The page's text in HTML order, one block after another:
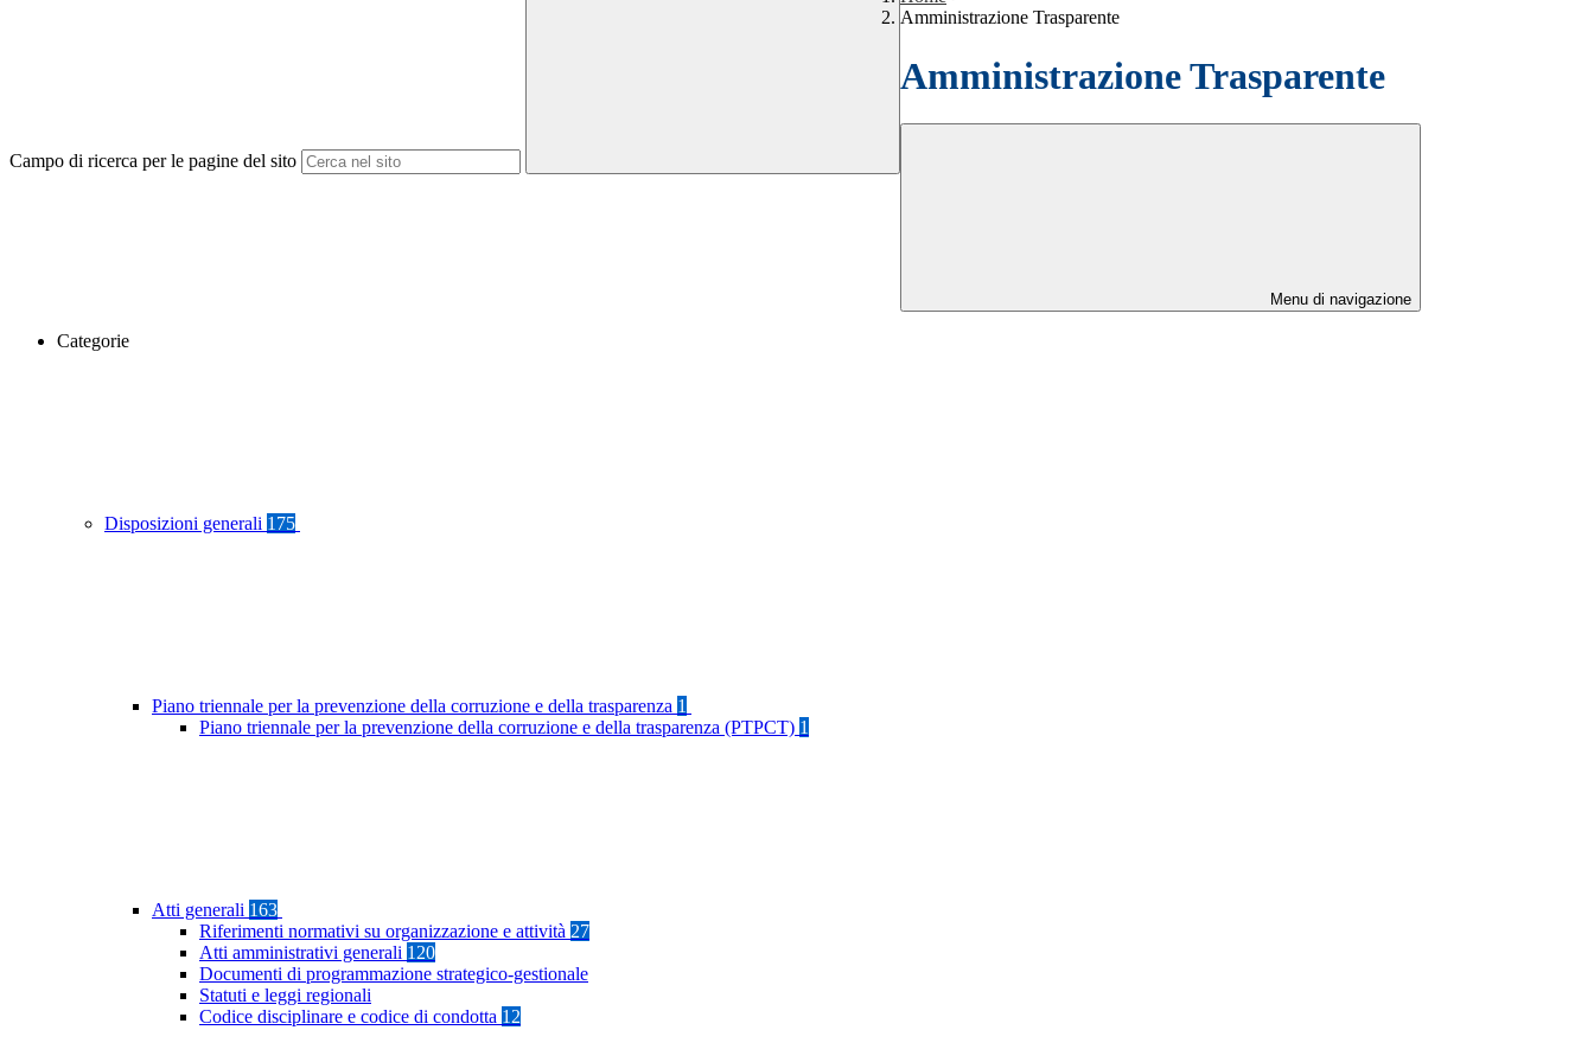
Campo di ricerca per le pagine del sito
Amministrazione Trasparente
Amministrazione Trasparente
Menu di navigazione
Categorie
Disposizioni generali 175
Piano triennale per la prevenzione della corruzione e della trasparenza 1
Piano triennale per la prevenzione della corruzione e della trasparenza (PTPCT) 1
Atti generali 163
Riferimenti normativi su organizzazione e attività 27
Atti amministrativi generali 120
Documenti di programmazione strategico-gestionale
Statuti e leggi regionali
Codice disciplinare e codice di condotta 12